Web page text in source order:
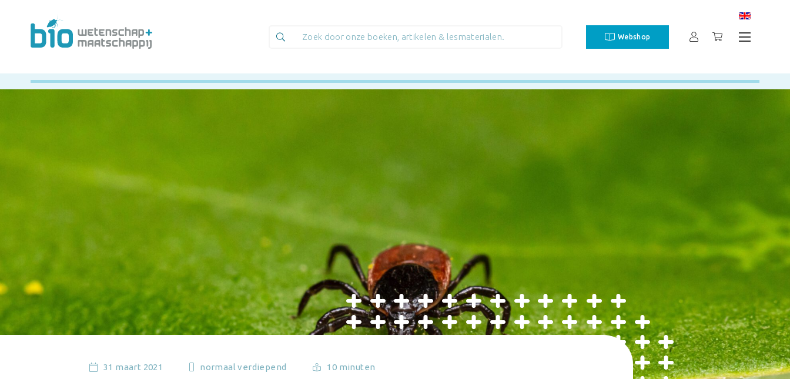
Webshop
31 maart 2021 normaal verdiepend 10 minuten